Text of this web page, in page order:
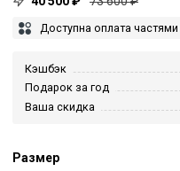
Доступна оплата частями
Кэшбэк
Подарок за год
Ваша скидка
Размер